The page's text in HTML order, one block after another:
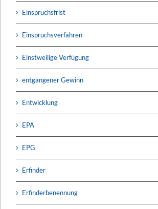
Einspruchsfrist
Einspruchsverfahren
Einstweilige Verfügung
entgangener Gewinn
Entwicklung
EPA
EPG
Erfinder
Erfinderbenennung